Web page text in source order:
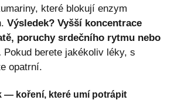
které blokují enzym
Výsledek? Vyšší koncentrace
poruchy srdečního rytmu nebo
Pokud berete jakékoliv léky, s
opatrní.
— koření, které umí potrápit